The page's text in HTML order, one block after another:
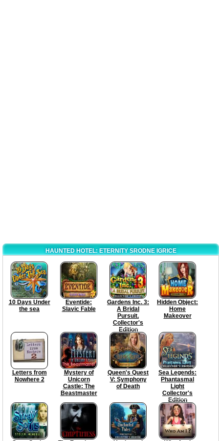
HAUNTED HOTEL: ETERNITY SRODNE IGRICE
10 Days Under
the sea
Eventide:
Slavic Fable
Gardens Inc. 3:
A Bridal
Pursuit.
Collector's
Edition
Hidden Object:
Home
Makeover
Letters from
Nowhere 2
Mystery of
Unicorn
Castle: The
Beastmaster
Queen's Quest
V: Symphony
of Death
Sea Legends:
Phantasmal
Light
Collector's
Edition